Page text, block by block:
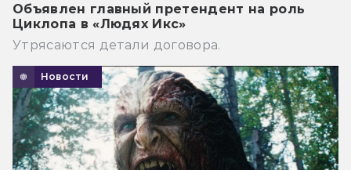
Объявлен главный претендент на роль
Циклопа в «Людях Икс»
Утрясаются детали договора.
Новости